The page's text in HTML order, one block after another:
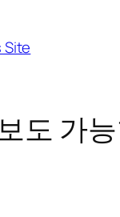
Site
도 가